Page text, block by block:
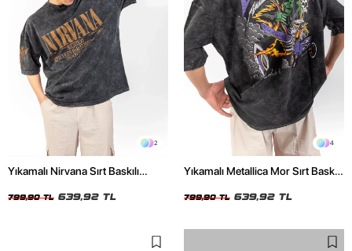
2
Yıkamalı Nirvana Sırt Baskılı
799,90 TL 639,92 TL
4
Yıkamalı Metallica Mor Sırt Baskılı
799,90 TL 639,92 TL